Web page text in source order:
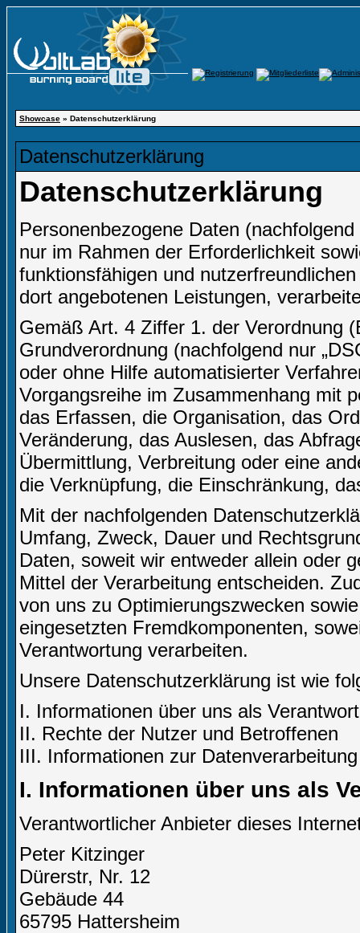
Showcase » Datenschutzerklärung
Datenschutzerklärung
Datenschutzerklärung
Personenbezogene Daten
nur im Rahmen der Erforderlichkeit
funktionsfähigen und
dort angebotenen Leistungen,
Gemäß Art. 4 Ziffer 1. der Verordnung
Grundverordnung (nachfolgend nur
oder ohne Hilfe automatisierter
Vorgangsreihe im Zusammenhang mit
das Erfassen, die Organisation, das
Veränderung, das Auslesen, das
Übermittlung, Verbreitung oder eine
die Verknüpfung, die Einschränkung,
Mit der nachfolgenden
Umfang, Zweck, Dauer und
Daten, soweit wir entweder allein oder
Mittel der Verarbeitung entscheiden.
von uns zu Optimierungszwecken
eingesetzten Fremdkomponenten,
Verantwortung verarbeiten.
Unsere Datenschutzerklärung ist wie
I. Informationen über uns als
II. Rechte der Nutzer und Betroffenen
III. Informationen zur Datenverarbeitung
I. Informationen über uns als
Verantwortlicher Anbieter dieses
Peter Kitzinger
Dürerstr, Nr. 12
Gebäude 44
65795 Hattersheim